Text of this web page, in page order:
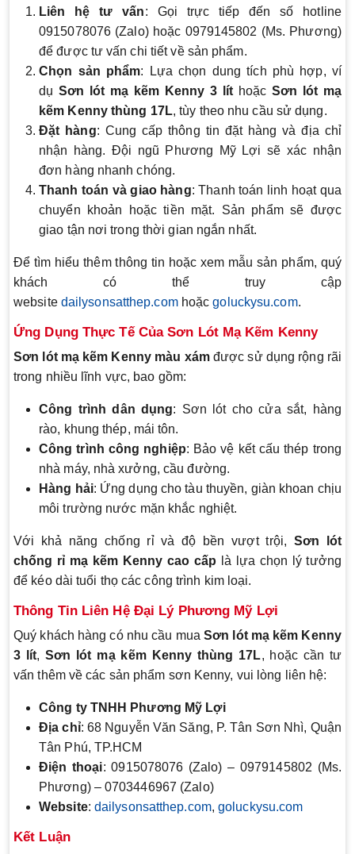
Liên hệ tư vấn: Gọi trực tiếp đến số hotline
0915078076 (Zalo) hoặc 0979145802 (Ms. Phương)
để được tư vấn chi tiết về sản phẩm.
Chọn sản phẩm: Lựa chọn dung tích phù hợp, ví
dụ Sơn lót mạ kẽm Kenny 3 lít hoặc Sơn lót mạ
kẽm Kenny thùng 17L, tùy theo nhu cầu sử dụng.
Đặt hàng: Cung cấp thông tin đặt hàng và địa chỉ
nhận hàng. Đội ngũ Phương Mỹ Lợi sẽ xác nhận
đơn hàng nhanh chóng.
Thanh toán và giao hàng: Thanh toán linh hoạt qua
chuyển khoản hoặc tiền mặt. Sản phẩm sẽ được
giao tận nơi trong thời gian ngắn nhất.
Để tìm hiểu thêm thông tin hoặc xem mẫu sản phẩm, quý
khách có thể truy cập
website dailysonsatthep.comhoặcgoluckysu.com.
Ứng Dụng Thực Tế Của Sơn Lót Mạ Kẽm Kenny
Sơn lót mạ kẽm Kenny màu xámđược sử dụng rộng rãi
trong nhiều lĩnh vực, bao gồm:
Công trình dân dụng: Sơn lót cho cửa sắt, hàng
rào, khung thép, mái tôn.
Công trình công nghiệp: Bảo vệ kết cấu thép trong
nhà máy, nhà xưởng, cầu đường.
Hàng hải: Ứng dụng cho tàu thuyền, giàn khoan chịu
môi trường nước mặn khắc nghiệt.
Với khả năng chống rỉ và độ bền vượt trội, Sơn lót
chống rỉ mạ kẽm Kenny cao cấp là lựa chọn lý tưởng
để kéo dài tuổi thọ các công trình kim loại.
Thông Tin Liên Hệ Đại Lý Phương Mỹ Lợi
Quý khách hàng có nhu cầu mua Sơn lót mạ kẽm Kenny
3 lít,Sơn lót mạ kẽm Kenny thùng 17L, hoặc cần tư
vấn thêm về các sản phẩm sơn Kenny, vui lòng liên hệ:
Công ty TNHH Phương Mỹ Lợi
Địa chỉ: 68 Nguyễn Văn Săng, P. Tân Sơn Nhì, Quận
Tân Phú, TP.HCM
Điện thoại: 0915078076 (Zalo) – 0979145802 (Ms.
Phương) – 0703446967 (Zalo)
Website: dailysonsatthep.com,goluckysu.com
Kết Luận